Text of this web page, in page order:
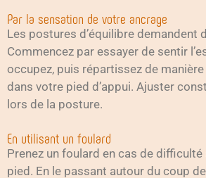
Par la sensation de votre ancrage
Les postures d’équilibre demandent
Commencez par essayer de sentir
occupez, puis répartissez de
dans votre pied d’appui. Ajuster
lors de la posture.
En utilisant un foulard
Prenez un foulard en cas de
pied. En le passant autour du coup